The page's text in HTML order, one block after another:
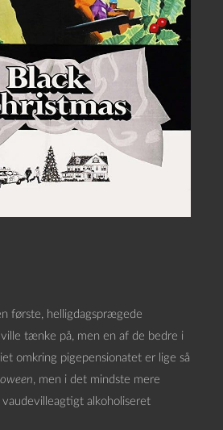
første, helligdagsprægede
tænke på, men en af de bedre i
omkring pigepensionatet er lige så
, men i det mindste mere
alkoholiseret